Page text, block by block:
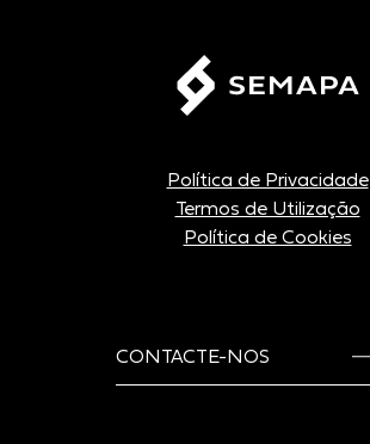
Política de Privacidade
Termos de Utilização
Política de Cookies
CONTACTE-NOS